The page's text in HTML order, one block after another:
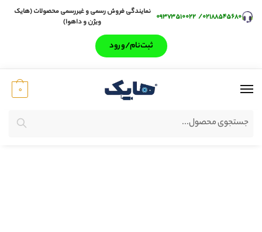
۰۲۱۸۸۵۴۵۶۸۰/ ۰۹۳۷۳۵۱۰۰۲۲
نمایندگی فروش رسمی و غیررسمی محصولات (هایک
ویژن و داهوا)
ثبت‌‌نام/ورود
جستجو
0